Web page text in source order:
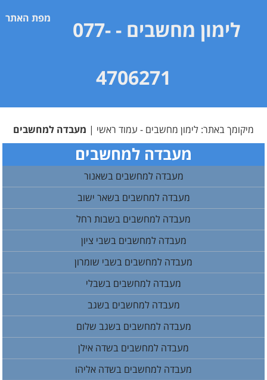
מפת האתר לימון מחשבים
- 077-
4706271
מיקומך באתר: לימון מחשבים - עמוד ראשי | מעבדה למחשבים
מעבדה למחשבים
מעבדה למחשבים בשאנור
מעבדה למחשבים בשאר ישוב
מעבדה למחשבים בשבות רחל
מעבדה למחשבים בשבי ציון
מעבדה למחשבים בשבי שומרון
מעבדה למחשבים בשבלי
מעבדה למחשבים בשגב
מעבדה למחשבים בשגב שלום
מעבדה למחשבים בשדה אילן
מעבדה למחשבים בשדה אליהו